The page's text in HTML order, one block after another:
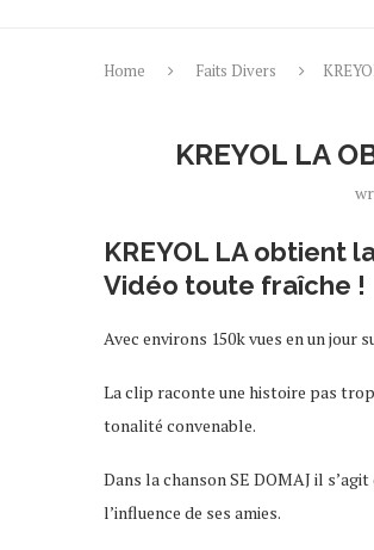
Home Faits Divers
KREYOL LA
KREYOL LA obtient
Vidéo toute fraîche !
Avec environs 150k vues en un
La clip raconte une histoire pas
tonalité convenable.
Dans la chanson SE DOMAJ il
l’influence de ses amies.